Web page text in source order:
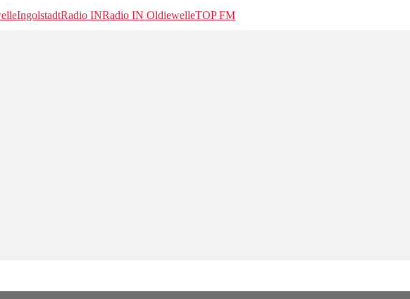
IngolstadtRadio INRadio IN OldiewelleTOP FM